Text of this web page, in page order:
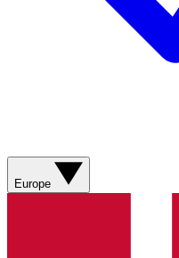
Europe